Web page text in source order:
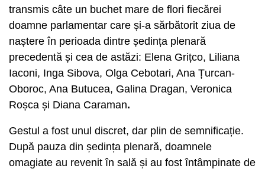
transmis câte un buchet mare de flori fiecărei
doamne parlamentar care și-a sărbătorit ziua de
naștere în perioada dintre ședința plenară
precedentă și cea de astăzi: Elena Grițco, Liliana
Iaconi, Inga Sibova, Olga Cebotari, Ana Țurcan-
Oboroc, Ana Butucea, Galina Dragan, Veronica
Roșca și Diana Caraman.
Gestul a fost unul discret, dar plin de semnificație.
După pauza din ședința plenară, doamnele
omagiate au revenit în sală și au fost întâmpinate de